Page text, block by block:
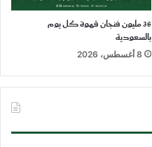
36 مليون فنجان قهوة كل يوم
بالسعودية
8 أغسطس، 2026